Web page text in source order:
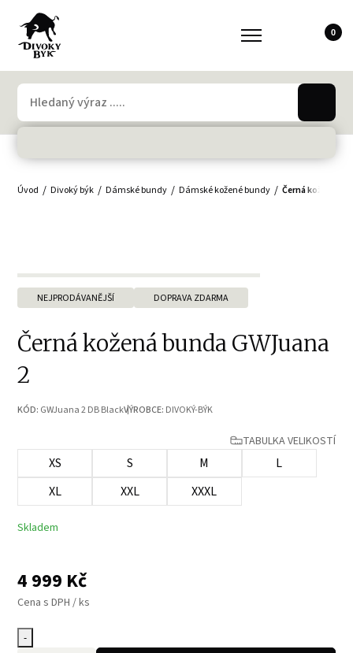
0
Úvod Divoký býk Dámské bundy Dámské kožené bundy Černá kožená
NEJPRODÁVANĚJŠÍ DOPRAVA ZDARMA
Černá kožená bunda GWJuana
2
KÓD: GWJuana 2 DB BlackVÝROBCE: DIVOKÝ-BÝK
TABULKA VELIKOSTÍ
XS S M
L
XL
XXL XXXL
Skladem
4 999 Kč
Cena s DPH / ks
-